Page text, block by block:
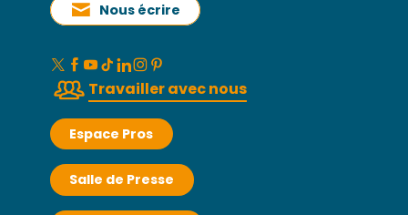
Nous écrire
Travailler avec nous
Espace Pros
Salle de Presse